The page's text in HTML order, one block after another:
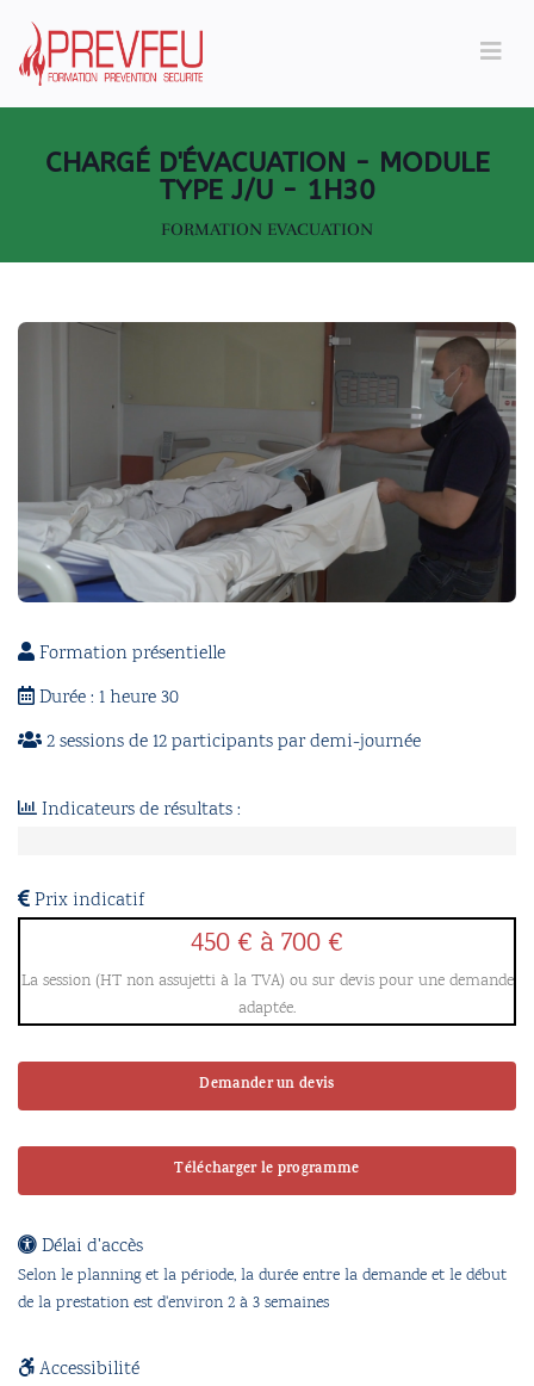
CHARGÉ D'ÉVACUATION - MODULE
TYPE J/U - 1H30
FORMATION EVACUATION
Formation présentielle
Durée : 1 heure 30
2 sessions de 12 participants par demi-journée
Indicateurs de résultats :
de
satisfaction
cette
Prix indicatif
450 € à 700 €
La session (HT non assujetti à la TVA) ou sur devis pour une demande
adaptée.
Demander un devis
Télécharger le programme
Délai d'accès
Selon le planning et la période, la durée entre la demande et le début
de la prestation est d'environ 2 à 3 semaines
Accessibilité